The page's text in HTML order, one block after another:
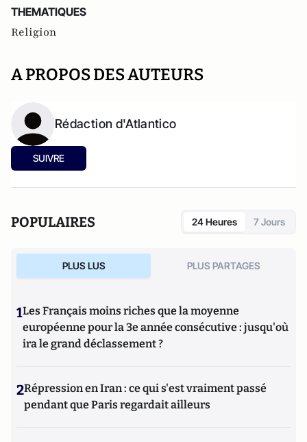
THEMATIQUES
Religion
A PROPOS DES AUTEURS
Rédaction d'Atlantico
SUIVRE
POPULAIRES 24 Heures 7 Jours
PLUS LUS PLUS PARTAGES
1Les Français moins riches que la moyenne
européenne pour la 3e année consécutive : jusqu'où
ira le grand déclassement ?
2Répression en Iran : ce qui s'est vraiment passé
pendant que Paris regardait ailleurs